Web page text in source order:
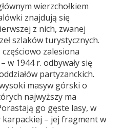
wierzchołkiem
znajdują się
z nich, zwanej
szlaków turystycznych.
zalesiona
w 1944 r. odbywały się
partyzanckich.
masyw górski o
najwyższy ma
go gęste lasy, w
karpackiej – jej fragment w